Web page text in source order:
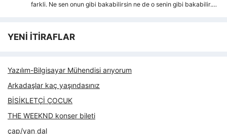
farkli. Ne sen onun gibi bakabilirsin ne de o senin gibi bakabilir.…
YENİ İTİRAFLAR
Yazılım-Bilgisayar Mühendisi arıyorum
Arkadaşlar kaç yaşındasınız
BİSİKLETÇİ ÇOCUK
THE WEEKND konser bileti
çap/yan dal